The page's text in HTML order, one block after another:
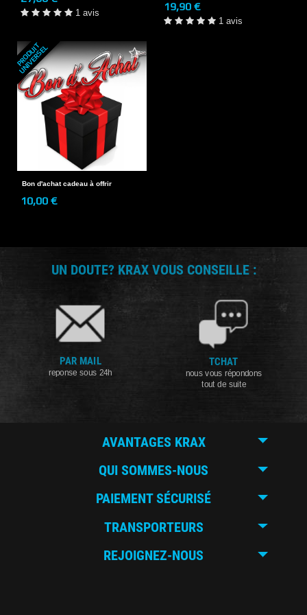
1 avis
19,90 €
1 avis
P
R
O
D
U
I
T
U
N
I
V
E
R
S
E
L
Bon d'achat cadeau à offrir
10,00 €
UN DOUTE? KRAX VOUS CONSEILLE :
PAR MAIL
reponse sous 24h
TCHAT
nous vous répondons
tout de suite
AVANTAGES KRAX
QUI SOMMES-NOUS
PAIEMENT SÉCURISÉ
TRANSPORTEURS
REJOIGNEZ-NOUS